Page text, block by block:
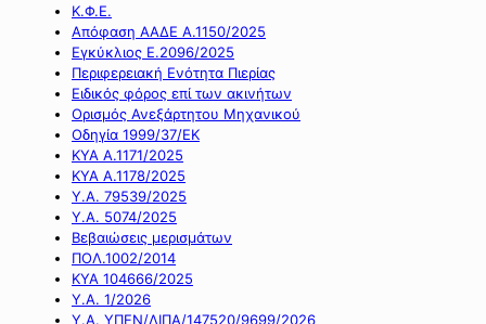
Κ.Φ.Ε.
Απόφαση ΑΑΔΕ Α.1150/2025
Εγκύκλιος Ε.2096/2025
Περιφερειακή Ενότητα Πιερίας
Ειδικός φόρος επί των ακινήτων
Ορισμός Ανεξάρτητου Μηχανικού
Οδηγία 1999/37/ΕΚ
ΚΥΑ Α.1171/2025
ΚΥΑ Α.1178/2025
Υ.Α. 79539/2025
Υ.Α. 5074/2025
Βεβαιώσεις μερισμάτων
ΠΟΛ.1002/2014
ΚΥΑ 104666/2025
Υ.Α. 1/2026
Υ.Α. ΥΠΕΝ/ΔΙΠΑ/147520/9699/2026